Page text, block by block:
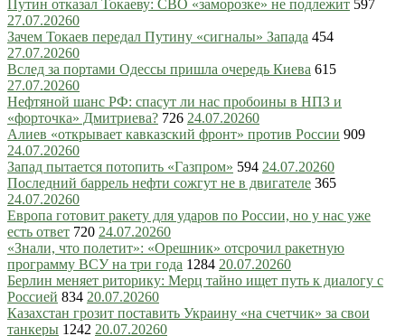
Путин отказал Токаеву: СВО «заморозке» не подлежит 597
27.07.20260
Зачем Токаев передал Путину «сигналы» Запада 454
27.07.20260
Вслед за портами Одессы пришла очередь Киева 615
27.07.20260
Нефтяной шанс РФ: спасут ли нас пробоины в НПЗ и
«форточка» Дмитриева? 726 24.07.20260
Алиев «открывает кавказский фронт» против России 909
24.07.20260
Запад пытается потопить «Газпром» 594 24.07.20260
Последний баррель нефти сожгут не в двигателе 365
24.07.20260
Европа готовит ракету для ударов по России, но у нас уже
есть ответ 720 24.07.20260
«Знали, что полетит»: «Орешник» отсрочил ракетную
программу ВСУ на три года 1284 20.07.20260
Берлин меняет риторику: Мерц тайно ищет путь к диалогу с
Россией 834 20.07.20260
Казахстан грозит поставить Украину «на счетчик» за свои
танкеры 1242 20.07.20260